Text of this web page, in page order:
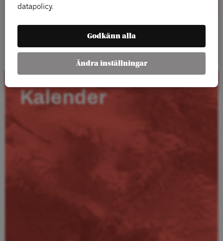
Kalender
datapolicy.
Godkänn alla
Ändra inställningar